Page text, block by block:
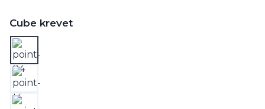
varijanti.
Opcije
mogu
biti
izabrane
na
Cube krevet